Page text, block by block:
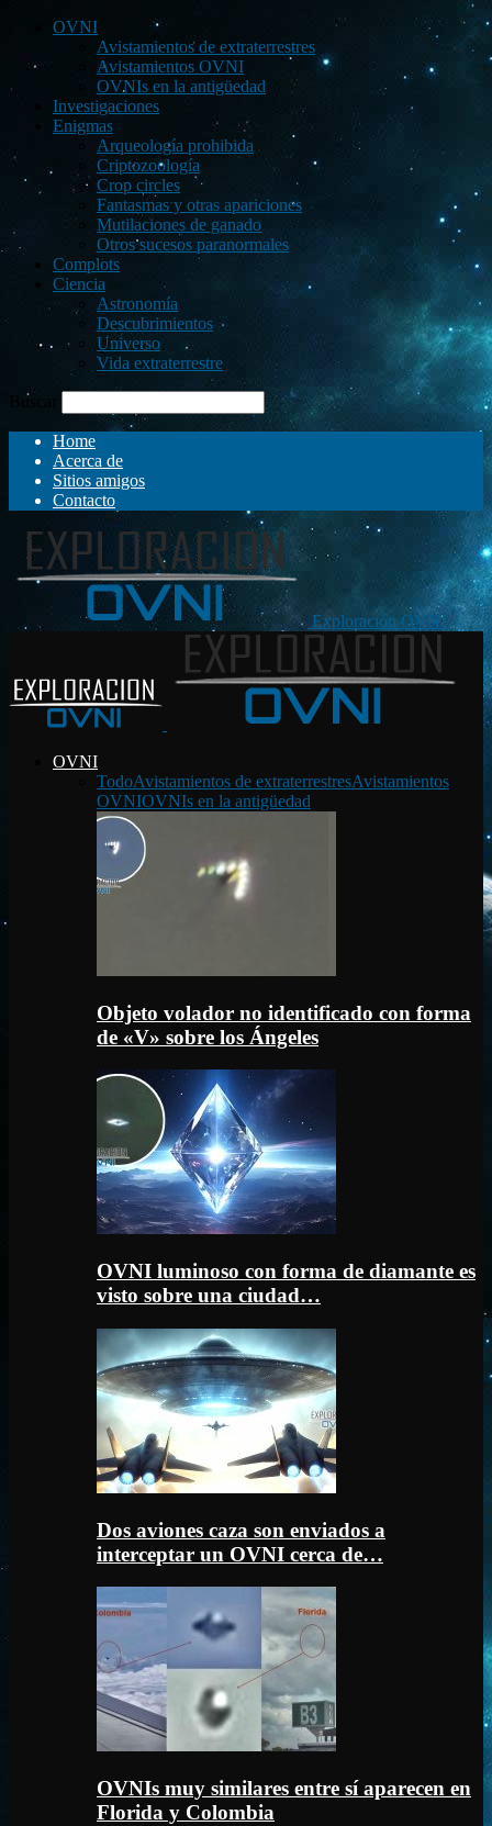
OVNI
Avistamientos de extraterrestres
Avistamientos OVNI
OVNIs en la antigüedad
Investigaciones
Enigmas
Arqueología prohibida
Criptozoología
Crop circles
Fantasmas y otras apariciones
Mutilaciones de ganado
Otros sucesos paranormales
Complots
Ciencia
Astronomía
Descubrimientos
Universo
Vida extraterrestre
Buscar
Home
Acerca de
Sitios amigos
Contacto
Exploración OVNI
OVNI
TodoAvistamientos de extraterrestresAvistamientos
OVNIOVNIs en la antigüedad
Objeto volador no identificado con forma
de «V» sobre los Ángeles
OVNI luminoso con forma de diamante es
visto sobre una ciudad…
Dos aviones caza son enviados a
interceptar un OVNI cerca de…
OVNIs muy similares entre sí aparecen en
Florida y Colombia